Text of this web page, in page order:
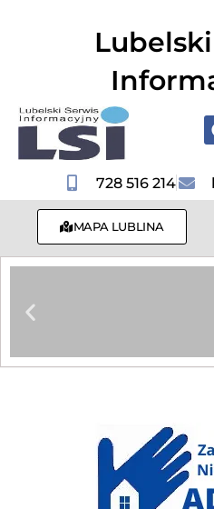
728 516 214
MAPA LUBLINA